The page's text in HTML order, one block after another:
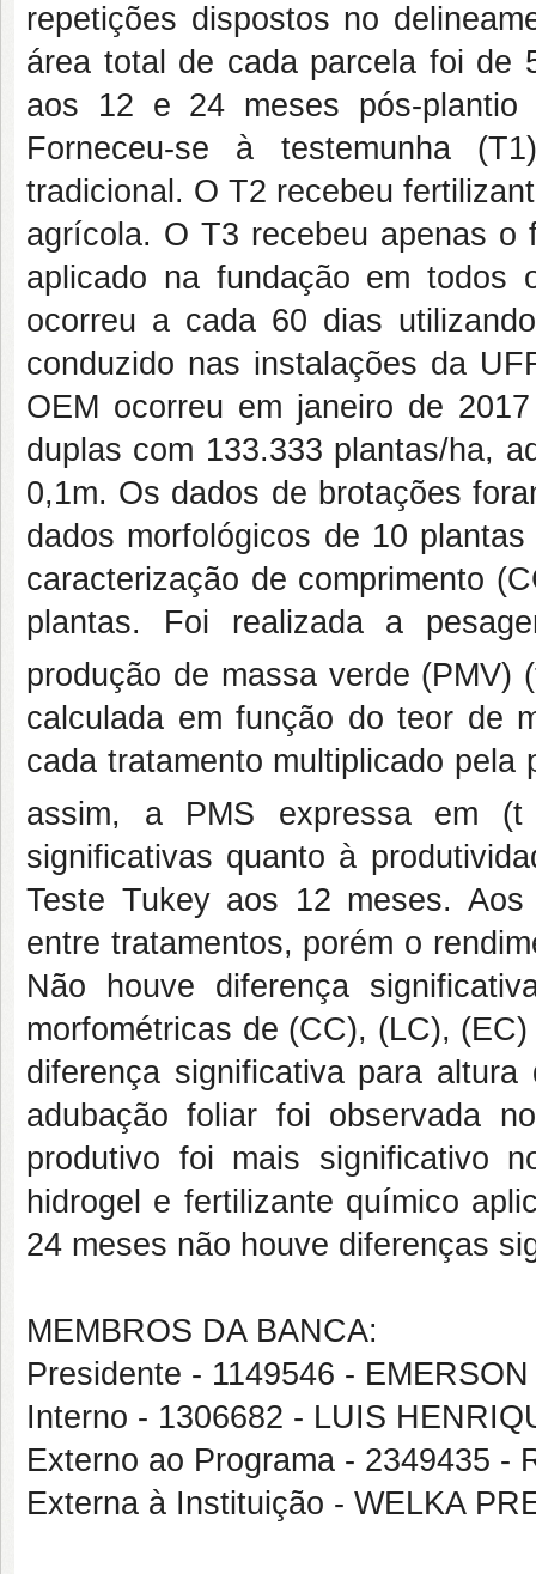
repetições dispostos no
área total de cada parcela foi de
aos 12 e 24 meses pós-plantio
Forneceu-se à testemunha
tradicional. O T2 recebeu
agrícola. O T3 recebeu apenas
aplicado na fundação em todos
ocorreu a cada 60 dias
conduzido nas instalações da
OEM ocorreu em janeiro de
duplas com 133.333 plantas/ha,
0,1m. Os dados de brotações
dados morfológicos de 10
caracterização de comprimento
plantas. Foi realizada a
produção de massa verde (PMV)
calculada em função do teor de
cada tratamento multiplicado pela
assim, a PMS expressa em
significativas quanto à
Teste Tukey aos 12 meses.
entre tratamentos, porém o
Não houve diferença
morfométricas de (CC), (LC),
diferença significativa para
adubação foliar foi observada
produtivo foi mais significativo
hidrogel e fertilizante químico
24 meses não houve diferenças
MEMBROS DA BANCA:
Presidente - 1149546 -
Interno - 1306682 - LUIS
Externo ao Programa - 2349435 -
Externa à Instituição - WELKA